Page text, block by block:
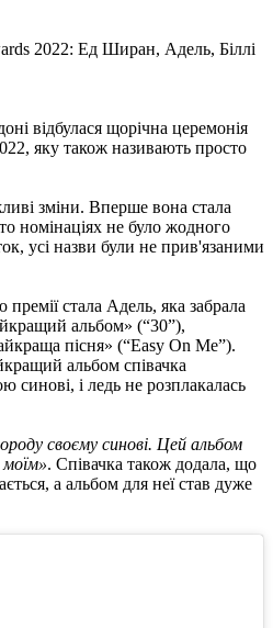
відбулася щорічна церемонія
яку також називають просто
зміни. Вперше вона стала
номінаціях не було жодного
усі назви були не прив'язаними
стала Адель, яка забрала
альбом» (“30”),
пісня» (“Easy On Me”).
альбом співачка
синові, і ледь не розплакалась
своєму синові. Цей альбом
моїм». Співачка також додала, що
а альбом для неї став дуже